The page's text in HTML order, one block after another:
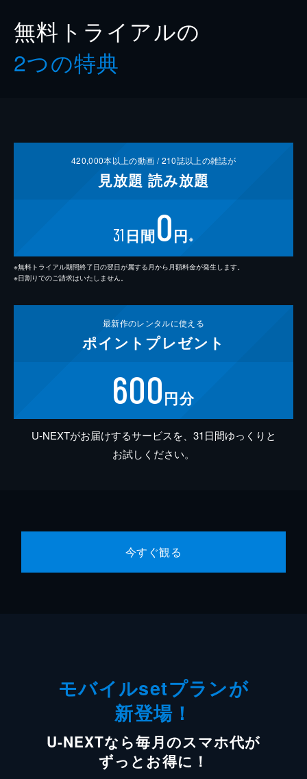
無料トライアルの
2つの特典
420,000本以上の動画 /210誌以上の雑誌が
見放題 読み放題
31 日間0円 ※
※無料トライアル期間終了日の翌日が属する月から月額料金が発生します。
※日割りでのご請求はいたしません。
最新作のレンタルに使える
ポイント プレゼント
600円分
U-NEXTがお届けするサービスを、31日間ゆっくりと
お試しください。
今すぐ観る
モバイルsetプランが
新登場！
U-NEXTなら毎月のスマホ代が
ずっとお得に！